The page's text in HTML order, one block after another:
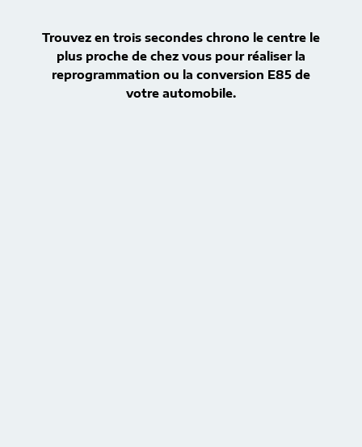
Trouvez en trois secondes chrono le centre le
plus proche de chez vous pour réaliser la
reprogrammation ou la conversion E85 de
votre automobile.